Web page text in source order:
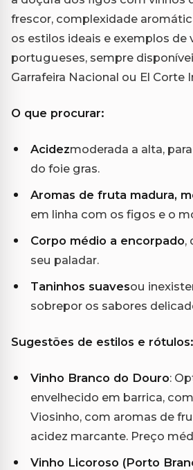
frescor, complexidade
os estilos ideais e exemplos de
portugueses, sempre
Garrafeira Nacional ou El Corte
O que procurar:
Acidezmoderada a alta,
do foie gras.
Aromas de fruta madura,
em linha com os figos e o
Corpo médio a encorpado,
seu paladar.
Taninhos suavesou
sobrepor os sabores
Sugestões de estilos e rótulos:
Vinho Branco do Douro:
envelhecido em barrica,
Viosinho, com aromas de
acidez marcante. Preço
Vinho Licoroso (Porto